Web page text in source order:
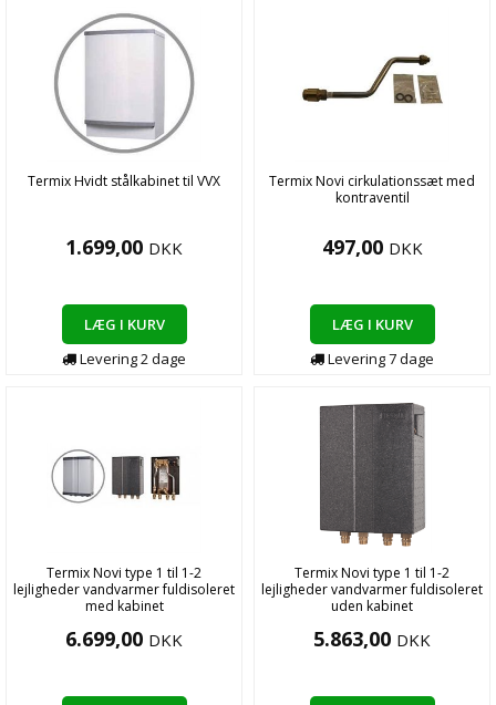
Termix Hvidt stålkabinet til VVX
1.699,00 DKK
LÆG I KURV
Levering2dage
Termix Novi cirkulationssæt med
kontraventil
497,00 DKK
LÆG I KURV
Levering7dage
Termix Novi type 1 til 1-2
lejligheder vandvarmer fuldisoleret
med kabinet
6.699,00 DKK
Termix Novi type 1 til 1-2
lejligheder vandvarmer fuldisoleret
uden kabinet
5.863,00 DKK